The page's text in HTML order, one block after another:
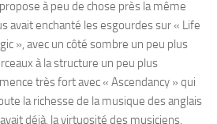
à peu de chose près la même
avait enchanté les esgourdes sur « Life
», avec un côté sombre un peu plus
à la structure un peu plus
très fort avec « Ascendancy » qui
la richesse de la musique des anglais
déjà, la virtuosité des musiciens.